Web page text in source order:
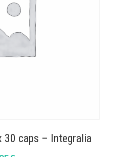
30 caps – Integralia